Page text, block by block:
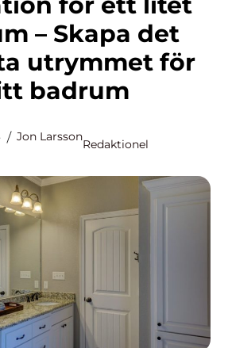
– Skapa det
utrymmet för
badrum
Jon Larsson
Redaktionel